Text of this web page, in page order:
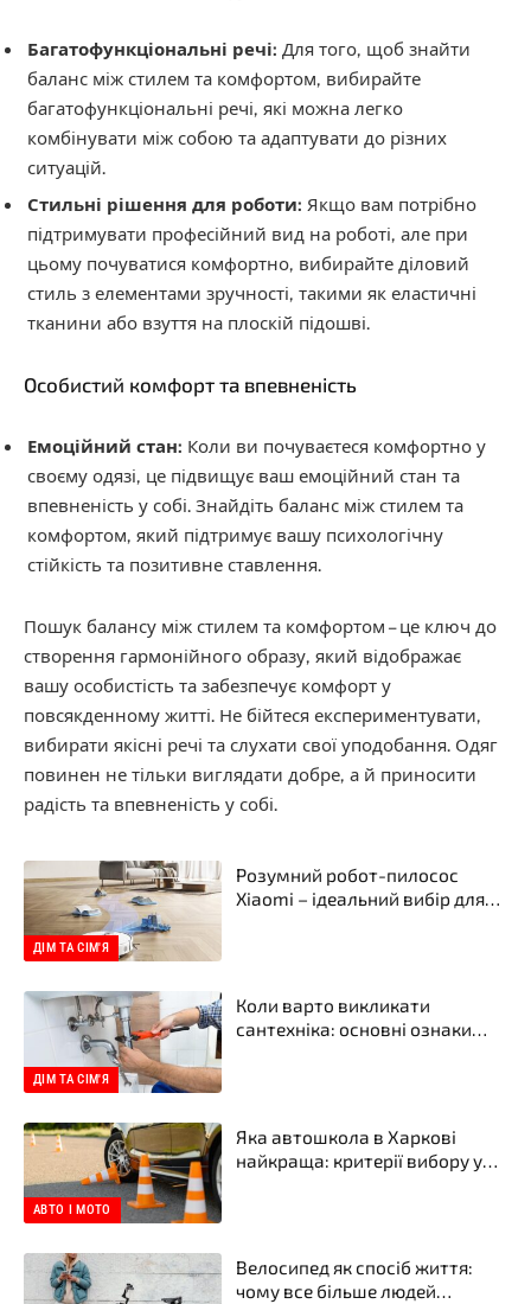
Багатофункціональні речі: Для того, щоб знайти
баланс між стилем та комфортом, вибирайте
багатофункціональні речі, які можна легко
комбінувати між собою та адаптувати до різних
ситуацій.
Стильні рішення для роботи: Якщо вам потрібно
підтримувати професійний вид на роботі, але при
цьому почуватися комфортно, вибирайте діловий
стиль з елементами зручності, такими як еластичні
тканини або взуття на плоскій підошві.
Особистий комфорт та впевненість
Емоційний стан: Коли ви почуваєтеся комфортно у
своєму одязі, це підвищує ваш емоційний стан та
впевненість у собі. Знайдіть баланс між стилем та
комфортом, який підтримує вашу психологічну
стійкість та позитивне ставлення.
Пошук балансу між стилем та комфортом – це ключ до
створення гармонійного образу, який відображає
вашу особистість та забезпечує комфорт у
повсякденному житті. Не бійтеся експериментувати,
вибирати якісні речі та слухати свої уподобання. Одяг
повинен не тільки виглядати добре, а й приносити
радість та впевненість у собі.
ДІМ ТА СІМ'Я
Розумний робот-пилосос
Xiaomi – ідеальний вибір для
ДІМ ТА СІМ'Я
Коли варто викликати
сантехніка: основні ознаки
АВТО І МОТО
Яка автошкола в Харкові
найкраща: критерії вибору у
Велосипед як спосіб життя:
чому все більше людей